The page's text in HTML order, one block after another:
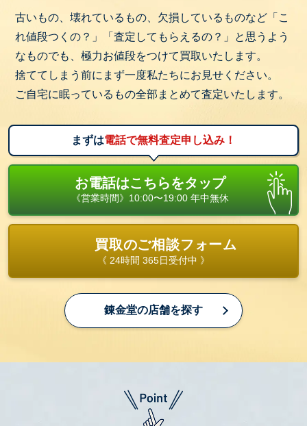
古いもの、壊れているもの、欠損しているものなど「こ
れ値段つくの？」「査定してもらえるの？」と思うよう
なものでも、極力お値段をつけて買取いたします。
捨ててしまう前にまず一度私たちにお見せください。
ご自宅に眠っているもの全部まとめて査定いたします。
まずは電話で無料査定申し込み！
お電話はこちらをタップ
《営業時間》10:00〜19:00 年中無休
買取のご相談フォーム
《 24時間 365日受付中 》
錬金堂の店舗を探す